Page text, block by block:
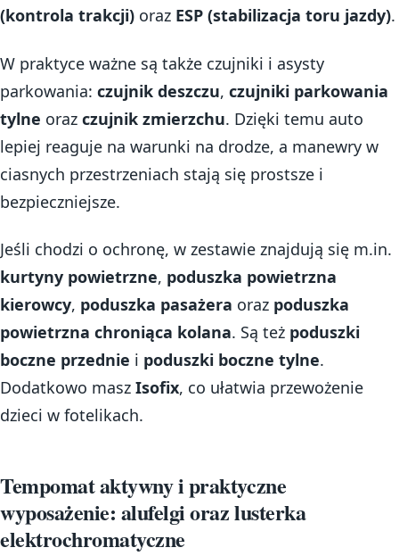
(kontrola trakcji) oraz ESP (stabilizacja toru jazdy).
W praktyce ważne są także czujniki i asysty
parkowania: czujnik deszczu, czujniki parkowania
tylne oraz czujnik zmierzchu. Dzięki temu auto
lepiej reaguje na warunki na drodze, a manewry w
ciasnych przestrzeniach stają się prostsze i
bezpieczniejsze.
Jeśli chodzi o ochronę, w zestawie znajdują się m.in.
kurtyny powietrzne, poduszka powietrzna
kierowcy, poduszka pasażera oraz poduszka
powietrzna chroniąca kolana. Są też poduszki
boczne przednie i poduszki boczne tylne.
Dodatkowo masz Isofix, co ułatwia przewożenie
dzieci w fotelikach.
Tempomat aktywny i praktyczne
wyposażenie: alufelgi oraz lusterka
elektrochromatyczne